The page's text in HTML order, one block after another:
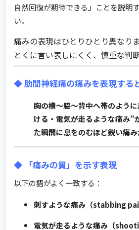
自然回復が期待できる」ことを説明
い。
痛みの表現はひとりひとり異なり
とくに言い表しにくく、慎重な判
◆ 肋間神経痛の痛みを表現する
胸の横〜脇〜背中へ帯のよう
ける・電気が走るような痛み”
た瞬間に息をのむほど鋭い痛
◆ 「痛みの質」を示す表現
以下の語がよく一致する：
刺すような痛み（stabbing
電気が走るような痛み（